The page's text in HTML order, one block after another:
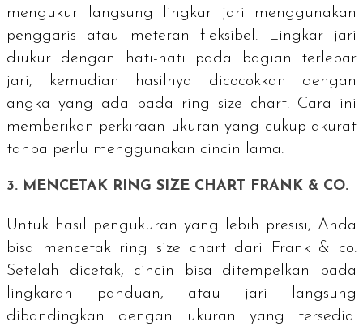
mengukur langsung lingkar jari menggunakan
penggaris atau meteran fleksibel. Lingkar jari
diukur dengan hati-hati pada bagian terlebar
jari, kemudian hasilnya dicocokkan dengan
angka yang ada pada ring size chart. Cara ini
memberikan perkiraan ukuran yang cukup akurat
tanpa perlu menggunakan cincin lama.
3. MENCETAK RING SIZE CHART FRANK & CO.
Untuk hasil pengukuran yang lebih presisi, Anda
bisa mencetak ring size chart dari Frank & co.
Setelah dicetak, cincin bisa ditempelkan pada
lingkaran panduan, atau jari langsung
dibandingkan dengan ukuran yang tersedia.